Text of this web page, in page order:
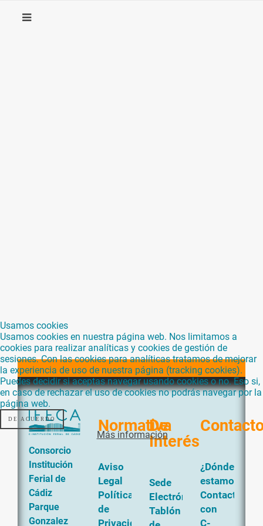
Consorcio
Institución
Ferial de
Cádiz
Parque
Gonzalez
Normativa
Aviso
Legal
Política
de
Privacidad
De
Interés
Sede
Electrónica
Tablón
¿Dónde
estamos?
Contacta
con
C-
Usamos cookies
Usamos cookies en nuestra página web. Nos limitamos a
cookies para realizar analíticas y cookies de gestión de
sesiones. Con las cookies para analíticas tratamos de mejorar
la experiencia de uso de nuestra página (tracking cookies).
Puedes decidir si aceptas navegar usando cookies o no. Eso si,
en caso de rechazar el uso de cookies no podrás navegar por la
página web.
DE ACUERDO
Más información